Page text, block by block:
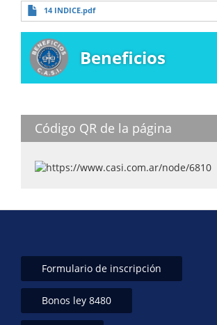
14 INDICE.pdf
Beneficios
Código QR de la página
Formulario de inscripción
Bonos ley 8480